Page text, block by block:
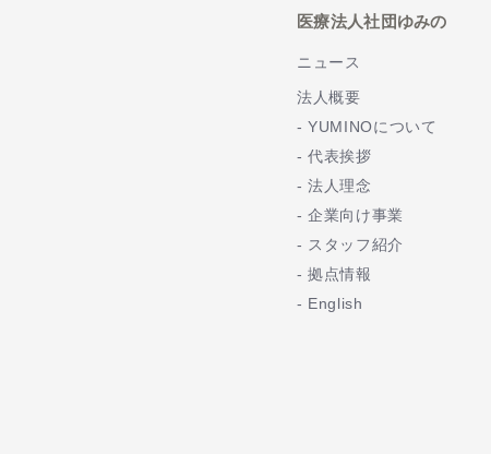
医療法人社団ゆみの
ニュース
法人概要
YUMINOについて
代表挨拶
法人理念
企業向け事業
スタッフ紹介
拠点情報
English